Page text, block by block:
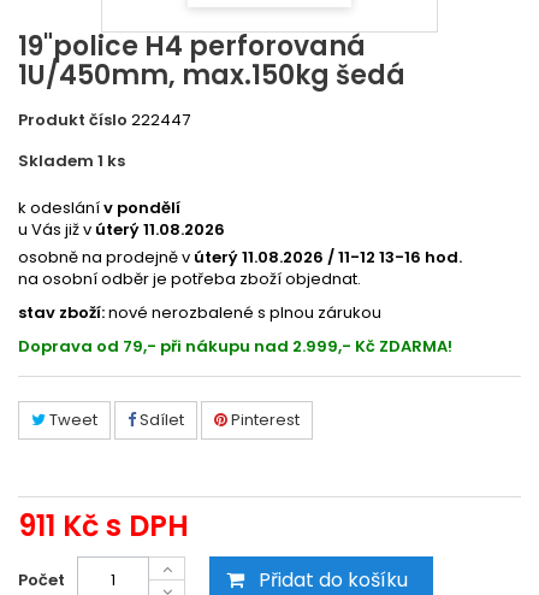
19"police H4 perforovaná
1U/450mm, max.150kg šedá
Produkt číslo 222447
Skladem 1 ks
k odeslánív pondělí
u Vás již v úterý 11.08.2026
osobně na prodejně v úterý 11.08.2026 / 11-12 13-16 hod.
na osobní odběr je potřeba zboží objednat.
stav zboží:nové nerozbalené s plnou zárukou
Doprava od 79,- při nákupu nad 2.999,- Kč ZDARMA!
Tweet Sdílet Pinterest
911 Kčs DPH
Počet Přidat do košíku